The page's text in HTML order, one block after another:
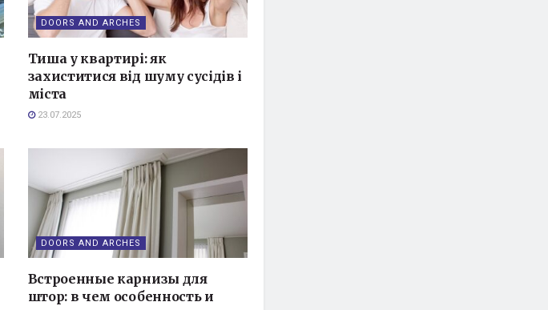
DOORS AND ARCHES
Тиша у квартирі: як
захиститися від шуму сусідів і
міста
23.07.2025
DOORS AND ARCHES
Встроенные карнизы для
штор: в чем особенность и